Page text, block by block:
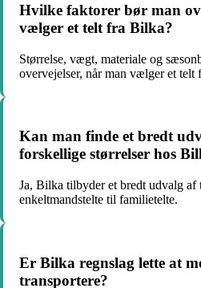
Hvilke faktorer bør man
vælger et telt fra Bilka?
Størrelse, vægt, materiale og
overvejelser, når man vælger et telt
Kan man finde et bredt
forskellige størrelser hos
Ja, Bilka tilbyder et bredt udvalg af
enkeltmandstelte til familietelte.
Er Bilka regnslag lette at
transportere?